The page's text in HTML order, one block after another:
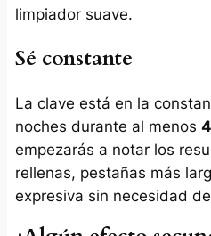
limpiador suave.
Sé constante
La clave está en la
noches durante al menos
empezarás a notar los
rellenas, pestañas más
expresiva sin necesidad